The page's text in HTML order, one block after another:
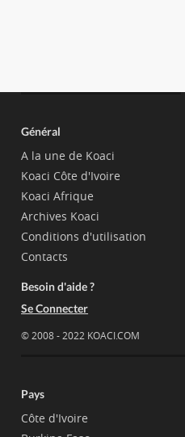
Général
A la une de Koaci
Koaci Côte d'Ivoire
Koaci Afrique
Archives Koaci
Conditions d'utilisation
Contacts
Besoin d'aide ?
Se Connecter
© 2008 - 2022 KOACI.COM
Pays
Côte d'Ivoire